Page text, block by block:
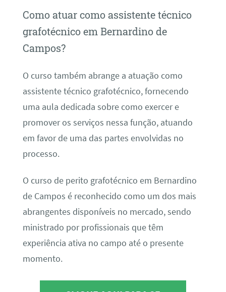
Como atuar como assistente técnico
grafotécnico em Bernardino de
Campos?
O curso também abrange a atuação como
assistente técnico grafotécnico, fornecendo
uma aula dedicada sobre como exercer e
promover os serviços nessa função, atuando
em favor de uma das partes envolvidas no
processo.
O curso de perito grafotécnico em Bernardino
de Campos é reconhecido como um dos mais
abrangentes disponíveis no mercado, sendo
ministrado por profissionais que têm
experiência ativa no campo até o presente
momento.